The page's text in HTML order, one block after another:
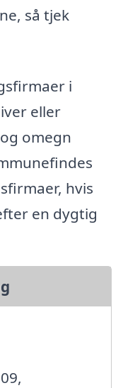
så tjek
i
eller
omegn
hvis
en dygtig